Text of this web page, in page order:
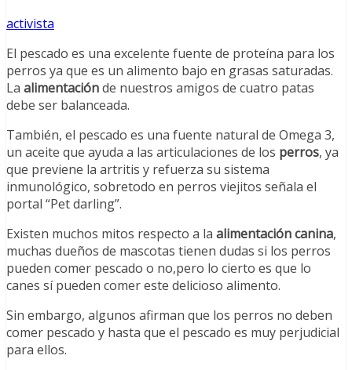
activista
El pescado es una excelente fuente de proteína para los
perros ya que es un alimento bajo en grasas saturadas.
La alimentaciónde nuestros amigos de cuatro patas
debe ser balanceada.
También, el pescado es una fuente natural de Omega 3,
un aceite que ayuda a las articulaciones de los perros, ya
que previene la artritis y refuerza su sistema
inmunológico, sobretodo en perros viejitos señala el
portal “Pet darling”.
Existen muchos mitos respecto a la alimentación canina,
muchas dueños de mascotas tienen dudas si los perros
pueden comer pescado o no,pero lo cierto es que lo
canes sí pueden comer este delicioso alimento.
Sin embargo, algunos afirman que los perros no deben
comer pescado y hasta que el pescado es muy perjudicial
para ellos.